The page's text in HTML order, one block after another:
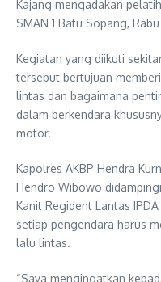
Kajang mengadakan
SMAN 1 Batu Sopang,
Kegiatan yang diikuti
tersebut bertujuan
lintas dan bagaimana
dalam berkendara
motor.
Kapolres AKBP Hendra
Hendro Wibowo
Kanit Regident Lantas
setiap pengendara harus
lalu lintas.
“Saya mengingatkan